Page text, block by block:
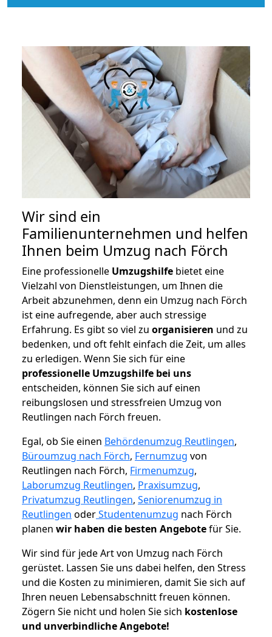
Wir sind ein
Familienunternehmen und helfen
Ihnen beim Umzug nach Förch
Eine professionelle Umzugshilfe bietet eine
Vielzahl von Dienstleistungen, um Ihnen die
Arbeit abzunehmen, denn ein Umzug nach Förch
ist eine aufregende, aber auch stressige
Erfahrung. Es gibt so viel zu organisieren und zu
bedenken, und oft fehlt einfach die Zeit, um alles
zu erledigen. Wenn Sie sich für eine
professionelle Umzugshilfe bei uns
entscheiden, können Sie sich auf einen
reibungslosen und stressfreien Umzug von
Reutlingen nach Förch freuen.
Egal, ob Sie einen Behördenumzug Reutlingen,
Büroumzug nach Förch, Fernumzug von
Reutlingen nach Förch, Firmenumzug,
Laborumzug Reutlingen, Praxisumzug,
Privatumzug Reutlingen, Seniorenumzug in
Reutlingen oderStudentenumzug nach Förch
planen wir haben die besten Angebotefür Sie.
Wir sind für jede Art von Umzug nach Förch
gerüstet. Lassen Sie uns dabei helfen, den Stress
und die Kosten zu minimieren, damit Sie sich auf
Ihren neuen Lebensabschnitt freuen können.
Zögern Sie nicht und holen Sie sich kostenlose
und unverbindliche Angebote!